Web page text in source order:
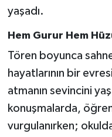
yaşadı.
Hem Gurur Hem
Tören boyunca
hayatlarının bir
atmanın sevincini
konuşmalarda,
vurgulanırken;